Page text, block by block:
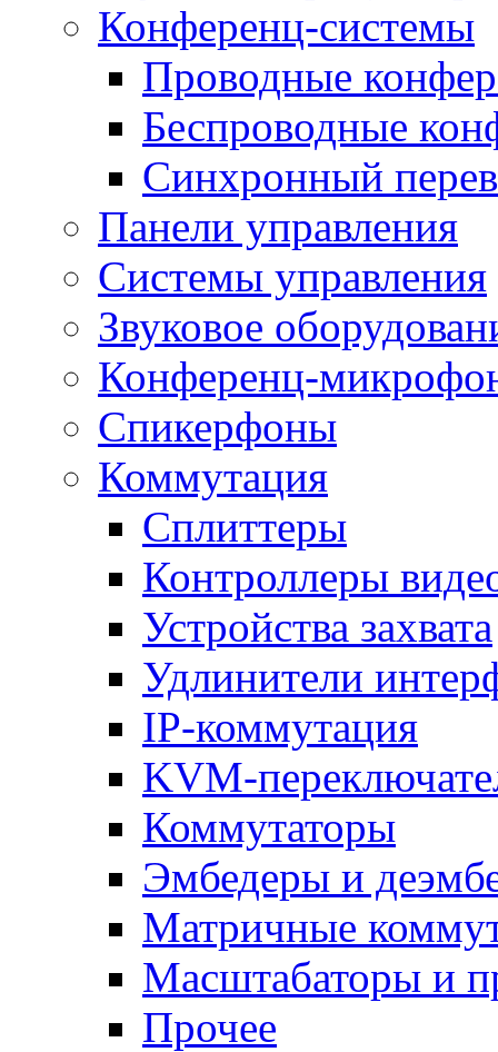
Конференц-системы
Проводные
Беспроводные
Синхронный
Панели управления
Системы управления
Звуковое
Конференц-
Спикерфоны
Коммутация
Сплиттеры
Контроллеры
Устройства захвата
Удлинители
IP-коммутация
KVM-
Коммутаторы
Эмбедеры и
Матричные
Масштабаторы и
Прочее